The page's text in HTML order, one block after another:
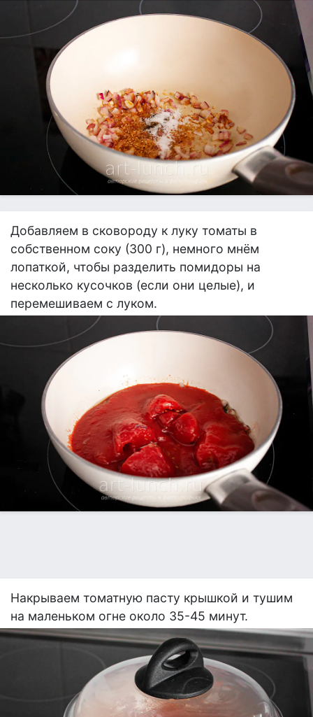
Добавляем в сковороду к луку томаты в
собственном соку (300 г), немного мнём
лопаткой, чтобы разделить помидоры на
несколько кусочков (если они целые), и
перемешиваем с луком.
Накрываем томатную пасту крышкой и тушим
на маленьком огне около 35-45 минут.